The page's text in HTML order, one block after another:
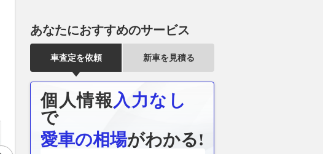
あなたにおすすめのサービス
車査定を依頼 新車を見積る
個人情報 入力なし
で
愛車の相場がわかる!